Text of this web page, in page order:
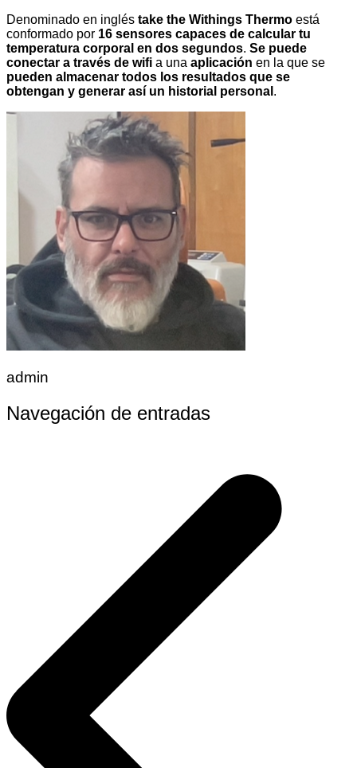
Denominado en inglés take the Withings Thermo está
conformado por 16 sensores capaces de calcular tu
temperatura corporal en dos segundos. Se puede
conectar a través de wifi a una aplicación en la que se
pueden almacenar todos los resultados que se
obtengan y generar así un historial personal .
admin
Navegación de entradas